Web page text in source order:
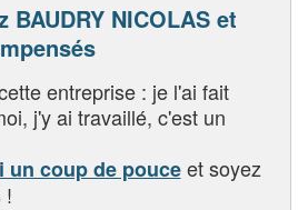
BAUDRY NICOLAS et
entreprise : je l'ai fait
j'y ai travaillé, c'est un
un coup de pouceet soyez
!